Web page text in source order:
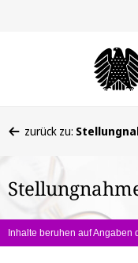
befinden
hier:
zurück zu:
Inhalte beruhen auf Angaben